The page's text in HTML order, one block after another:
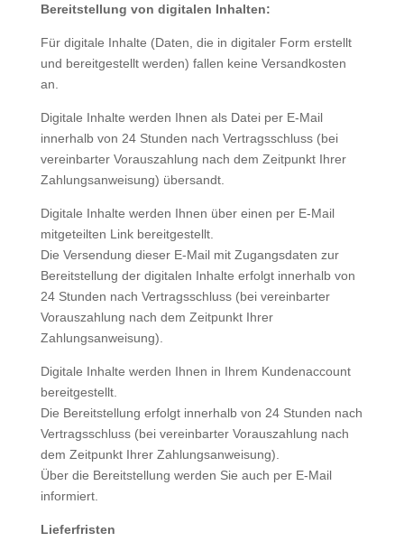
Bereitstellung von digitalen Inhalten:
Für digitale Inhalte (Daten, die in digitaler Form erstellt
und bereitgestellt werden) fallen keine Versandkosten
an.
Digitale Inhalte werden Ihnen als Datei per E-Mail
innerhalb von 24 Stunden nach Vertragsschluss (bei
vereinbarter Vorauszahlung nach dem Zeitpunkt Ihrer
Zahlungsanweisung) übersandt.
Digitale Inhalte werden Ihnen über einen per E-Mail
mitgeteilten Link bereitgestellt.
Die Versendung dieser E-Mail mit Zugangsdaten zur
Bereitstellung der digitalen Inhalte erfolgt innerhalb von
24 Stunden nach Vertragsschluss (bei vereinbarter
Vorauszahlung nach dem Zeitpunkt Ihrer
Zahlungsanweisung).
Digitale Inhalte werden Ihnen in Ihrem Kundenaccount
bereitgestellt.
Die Bereitstellung erfolgt innerhalb von 24 Stunden nach
Vertragsschluss (bei vereinbarter Vorauszahlung nach
dem Zeitpunkt Ihrer Zahlungsanweisung).
Über die Bereitstellung werden Sie auch per E-Mail
informiert.
Lieferfristen